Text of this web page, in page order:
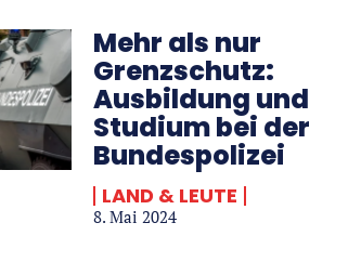
Mehr als nur
Grenzschutz:
Ausbildung und
Studium bei der
Bundespolizei
LAND & LEUTE
8. Mai 2024